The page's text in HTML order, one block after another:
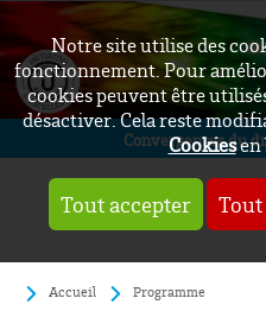
Notre site utilise des
fonctionnement. Pour
cookies peuvent être
désactiver. Cela reste
Cookiesen
Tout accepter
Convergences du
Accueil Programme